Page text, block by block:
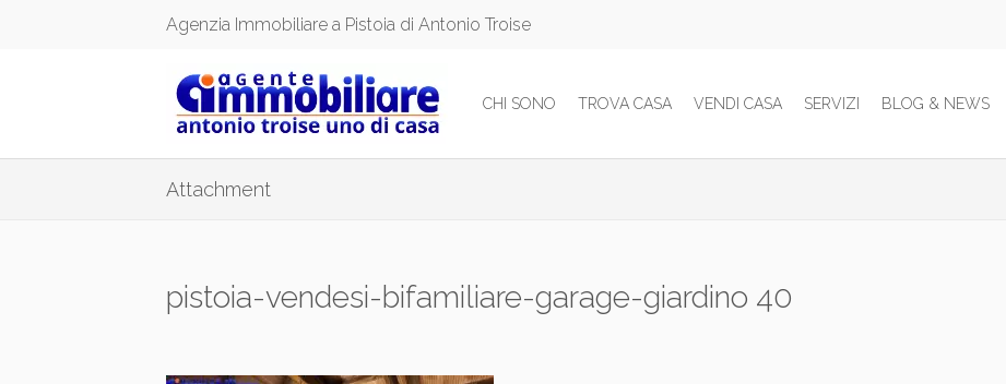
Agenzia Immobiliare a Pistoia di Antonio Troise
CHI SONO TROVA CASA VENDI CASA SERVIZI BLOG & NEWS
Attachment
pistoia-vendesi-bifamiliare-garage-giardino 40